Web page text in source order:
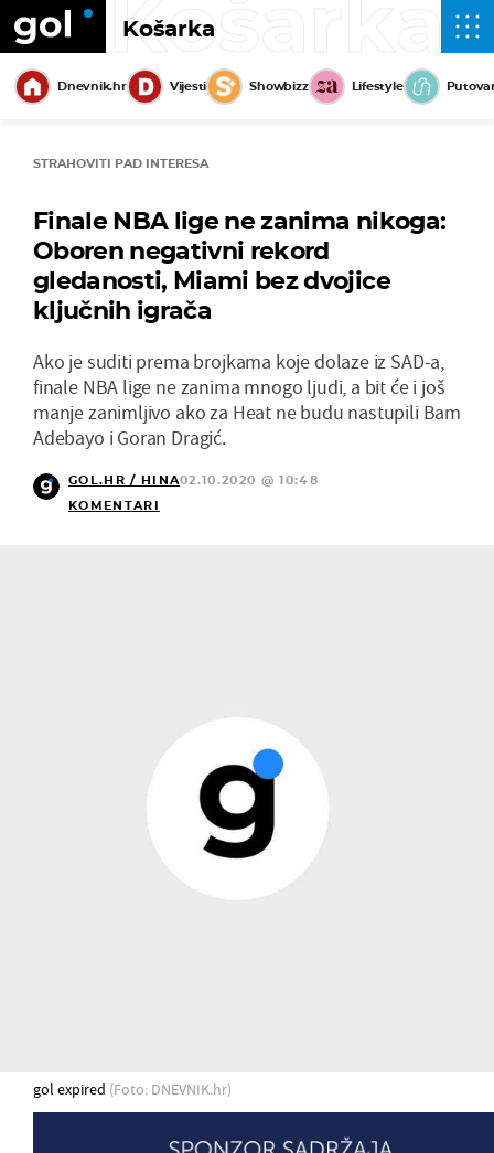
Košarka
Košarka
Dnevnik.hr Vijesti Showbizz Lifestyle
STRAHOVITI PAD INTERESA
Finale NBA lige ne zanima nikoga:
Oboren negativni rekord
gledanosti, Miami bez dvojice
ključnih igrača
Ako je suditi prema brojkama koje dolaze iz SAD-a,
finale NBA lige ne zanima mnogo ljudi, a bit će i još
manje zanimljivo ako za Heat ne budu nastupili Bam
Adebayo i Goran Dragić.
GOL.HR / HINA02.10.2020 @ 10:48
KOMENTARI
gol expired (Foto: DNEVNIK.hr)